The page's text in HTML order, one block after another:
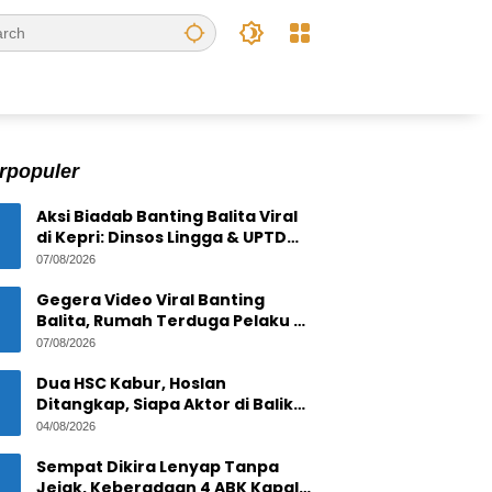
Aksi Biadab Banting Balita Viral
di Kepri: Dinsos Lingga & UPTD
PPPA Tanjungpinang Lacak
07/08/2026
Gegera Video Viral Banting
Balita, Rumah Terduga Pelaku di
Bintan Residence
07/08/2026
Dua HSC Kabur, Hoslan
Ditangkap, Siapa Aktor di Balik
1,6 Ton Timah Ilegal di Pulau
04/08/2026
Sempat Dikira Lenyap Tanpa
Jejak, Keberadaan 4 ABK Kapal